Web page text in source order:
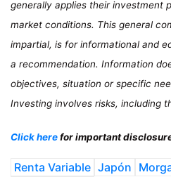
generally applies their investment
market conditions. This general
impartial, is for informational and
a recommendation. Information
objectives, situation or specific
Investing involves risks, including
Click herefor important
Renta Variable Japón